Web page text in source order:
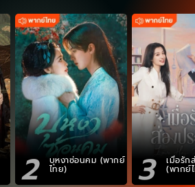
2 บุหงาซ่อนคม (พากย์
ไทย) 3 เมื่อรัก
(พากย์